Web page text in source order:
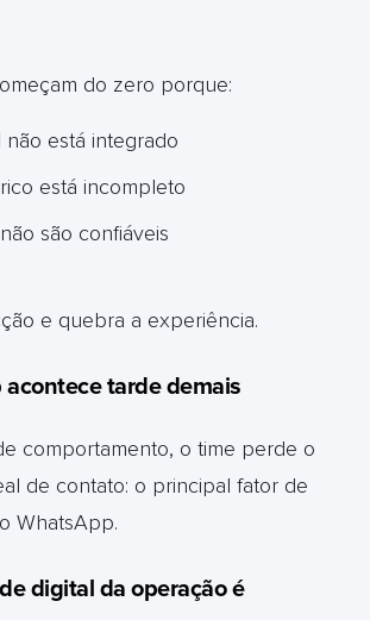
do zero porque:
não está integrado
está incompleto
são confiáveis
e quebra a experiência.
tarde demais
comportamento, o time perde o
de contato: o principal fator de
WhatsApp.
digital da operação é